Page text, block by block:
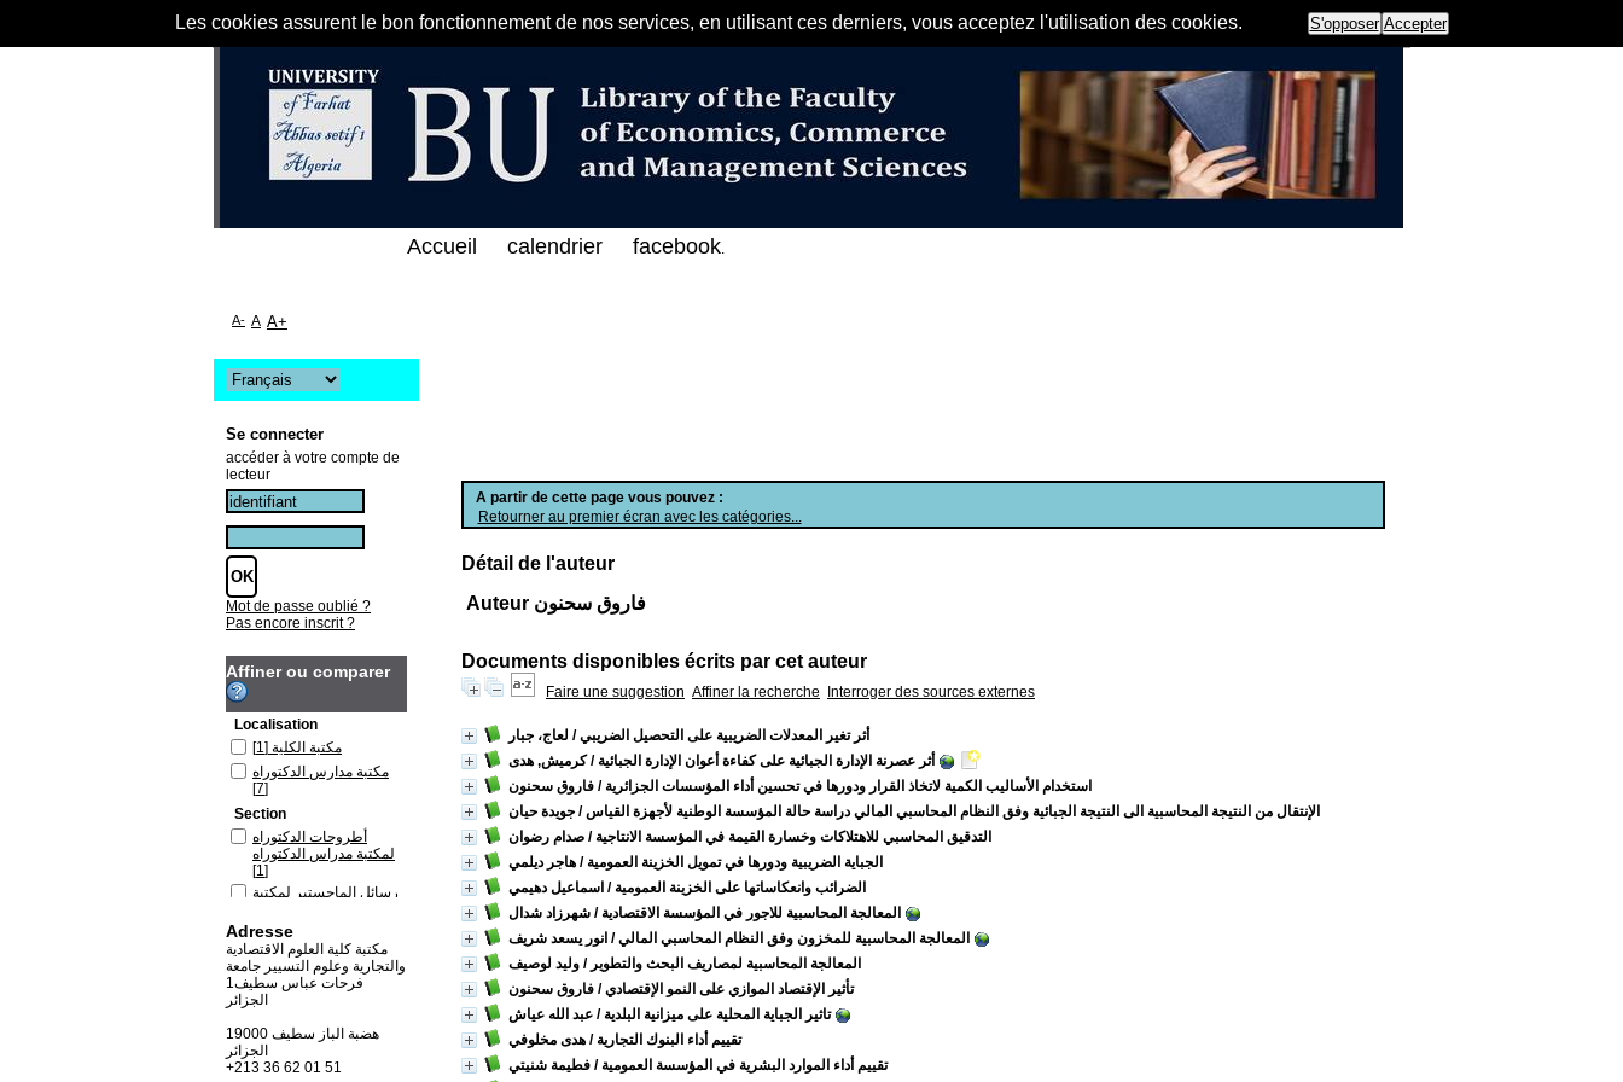
Les cookies assurent le bon fonctionnement de nos services, en utilisant ces derniers, vous acceptez l'utilisation des cookies. S'opposer Accepter
مرحبا بكم في الفهرس الإلكتروني على الخط المباشر لمكتبة كلية العلوم الاقتصادية و
A partir de cette page vous pouvez :
Retourner au premier écran avec les catégories...
Détail de l'auteur
Auteur فاروق سحنون
Documents disponibles écrits par cet auteur
Faire une suggestion Affiner la recherche Interroger des sources externes
أثر تغير المعدلات الضريبية على التحصيل الضريبي/ لعاج، جبار
أثر عصرنة الإدارة الجبائية على كفاءة أعوان الإدارة الجبائية / كرميش, هدى
استخدام الأساليب الكمية لاتخاذ القرار ودورها في تحسين أداء المؤسسات الجزائرية / فاروق سحنون
الإنتقال من النتيجة المحاسبية الى النتيجة الجبائية وفق النظام المحاسبي المالي دراسة حالة المؤسسة الوطنية لأجهزة القياس/ جويدة حيان
التدقيق المحاسبي للاهتلاكات وخسارة القيمة في المؤسسة الانتاجية / صدام رضوان
الجباية الضريبية ودورها في تمويل الخزينة العمومية / هاجر ديلمي
الضرائب وانعكاساتها على الخزينة العمومية / اسماعيل دهيمي
المعالجة المحاسبية للاجور في المؤسسة الاقتصادية / شهرزاد شدال
المعالجة المحاسبية للمخزون وفق النظام المحاسبي المالي/ انور يسعد شريف
المعالجة المحاسبية لمصاريف البحث والتطوير / وليد لوصيف
تأثير الإقتصاد الموازي على النمو الإقتصادي/ فاروق سحنون
تاثير الجباية المحلية على ميزانية البلدية / عبد الله عياش
تقييم أداء البنوك التجارية / هدى مخلوفي
تقييم أداء الموارد البشرية في المؤسسة العمومية / فطيمة شنيتي
Accueil calendrier facebook.
A- A A+
Se connecter
accéder à votre compte de
lecteur
Mot de passe oublié ?
Pas encore inscrit ?
Affiner ou comparer
Localisation
مكتبة الكلية [1]
مكتبة مدارس الدكتوراه
[7]
Section
أطروحات الدكتوراه
لمكتبة مدراس الدكتوراه
[1]
رسائل الماجستير لمكتبة
رسائل الماجستير لمكتبة
مدارس الدكتوراه[1]
مذكرات الماستر[5]
Adresse
مكتبة كلية العلوم الاقتصادية
والتجارية وعلوم التسيير جامعة
فرحات عباس سطيف1
الجزائر
19000 هضبة الباز سطيف
+213 36 62 01 51